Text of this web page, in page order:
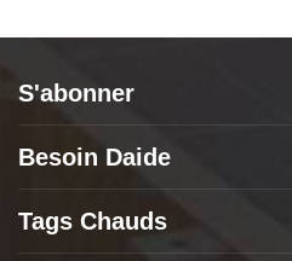
S'abonner
Besoin Daide
Tags Chauds